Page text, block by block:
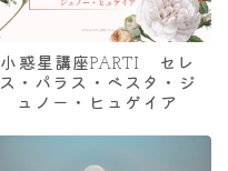
小惑星講座PARTI セレ
ス・パラス・ベスタ・ジ
ュノー・ヒュゲイア